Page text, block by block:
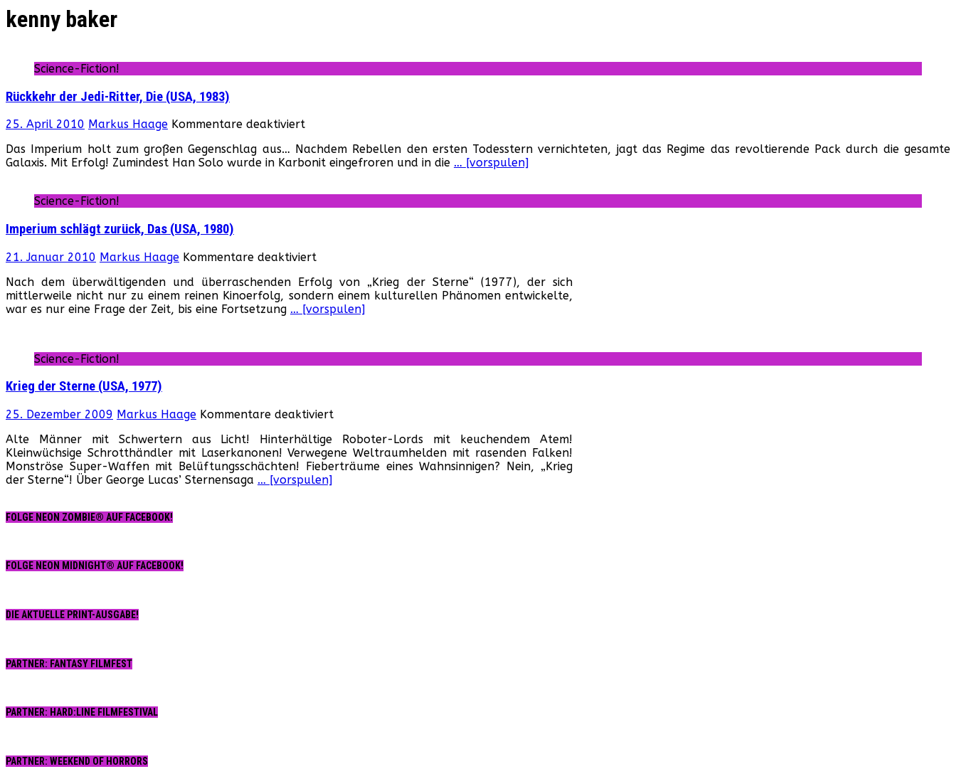
kenny baker
Science-Fiction!
Rückkehr der Jedi-Ritter, Die (USA, 1983)
25. April 2010 Markus Haage Kommentare deaktiviertfür
der
Jedi-
Die
(USA,
Das Imperium holt zum großen Gegenschlag aus… Nachdem Rebellen den ersten Todesstern vernichteten, jagt das Regime das revoltierende Pack durch die gesamte
Galaxis. Mit Erfolg! Zumindest Han Solo wurde in Karbonit eingefroren und in die … [vorspulen]
Science-Fiction!
Imperium schlägt zurück, Das (USA, 1980)
21. Januar 2010 Markus Haage Kommentare deaktiviert
schlägt
zurück,
Das
Nach dem überwältigenden und überraschenden Erfolg von „Krieg der Sterne“ (1977), der sich
mittlerweile nicht nur zu einem reinen Kinoerfolg, sondern einem kulturellen Phänomen entwickelte,
war es nur eine Frage der Zeit, bis eine Fortsetzung … [vorspulen]
Science-Fiction!
Krieg der Sterne (USA, 1977)
25. Dezember 2009 Markus Haage Kommentare deaktiviertfür
der
Sterne
(USA,
Alte Männer mit Schwertern aus Licht! Hinterhältige Roboter-Lords mit keuchendem Atem!
Kleinwüchsige Schrotthändler mit Laserkanonen! Verwegene Weltraumhelden mit rasenden Falken!
Monströse Super-Waffen mit Belüftungsschächten! Fieberträume eines Wahnsinnigen? Nein, „Krieg
der Sterne“! Über George Lucas’ Sternensaga … [vorspulen]
FOLGE NEON ZOMBIE® AUF FACEBOOK!
FOLGE NEON MIDNIGHT® AUF FACEBOOK!
DIE AKTUELLE PRINT-AUSGABE!
PARTNER: FANTASY FILMFEST
PARTNER: HARD:LINE FILMFESTIVAL
PARTNER: WEEKEND OF HORRORS